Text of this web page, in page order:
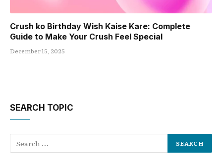
Crush ko Birthday Wish Kaise Kare: Complete
Guide to Make Your Crush Feel Special
December 15, 2025
SEARCH TOPIC